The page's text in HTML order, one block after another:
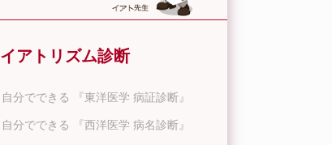
イアトリズム診断
自分でできる 『東洋医学 病証診断』
自分でできる 『西洋医学 病名診断』